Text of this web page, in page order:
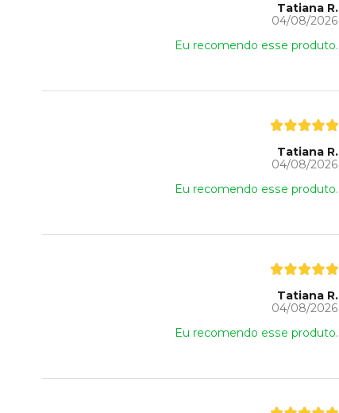
Tatiana R.
04/08/2026
Eu recomendo esse produto.
Tatiana R.
04/08/2026
Eu recomendo esse produto.
Tatiana R.
04/08/2026
Eu recomendo esse produto.